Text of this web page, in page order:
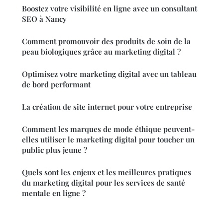
Boostez votre visibilité en ligne avec un consultant
SEO à Nancy
Comment promouvoir des produits de soin de la
peau biologiques grâce au marketing digital ?
Optimisez votre marketing digital avec un tableau
de bord performant
La création de site internet pour votre entreprise
Comment les marques de mode éthique peuvent-
elles utiliser le marketing digital pour toucher un
public plus jeune ?
Quels sont les enjeux et les meilleures pratiques
du marketing digital pour les services de santé
mentale en ligne ?